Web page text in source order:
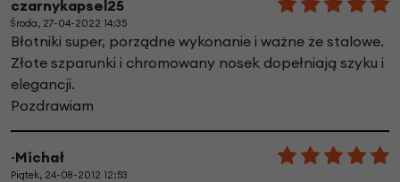
czarnykapsel25
Środa, 27-04-2022 14:35
Błotniki super, porządne wykonanie i ważne że stalowe.
Złote szparunki i chromowany nosek dopełniają szyku i
elegancji.
Pozdrawiam
~Michał
Piątek, 24-08-2012 12:53